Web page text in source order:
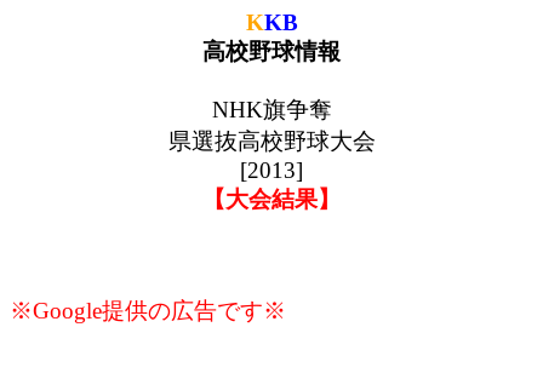
KKB
高校野球情報
NHK旗争奪
県選抜高校野球大会
[2013]
【大会結果】
※Google提供の広告です※